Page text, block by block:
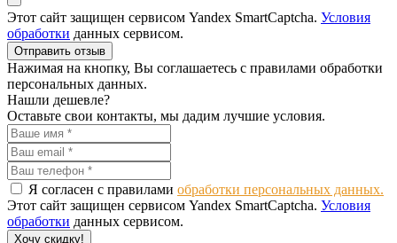
Этот сайт защищен сервисом Yandex SmartCaptcha. Условия
обработки данных сервисом.
Отправить отзыв
Нажимая на кнопку, Вы соглашаетесь с правилами обработки
персональных данных.
Нашли дешевле?
Оставьте свои контакты, мы дадим лучшие условия.
Я согласен с правилами обработки персональных данных.
Этот сайт защищен сервисом Yandex SmartCaptcha. Условия
обработки данных сервисом.
Хочу скидку!